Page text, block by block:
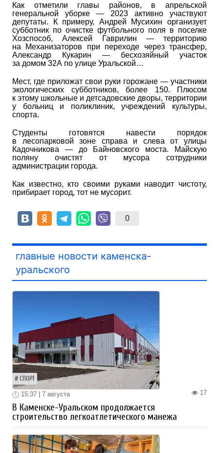
Как отметили главы районов, в апрельской
генеральной уборке — 2023 активно участвуют
депутаты. К примеру, Андрей Мусихин организует
субботник по очистке футбольного поля в поселке
Хозспособ, Алексей Гаврилин — территорию
на Механизаторов при переходе через трансфер,
Александр Кукарин — бесхозяйный участок
за домом 32А по улице Уральской…
Мест, где приложат свои руки горожане — участники
экологических субботников, более 150. Плюсом
к этому школьные и детсадовские дворы, территории
у больниц и поликлиник, учреждений культуры,
спорта.
Студенты готовятся навести порядок
в лесопарковой зоне справа и слева от улицы
Кадочникова — до Байновского моста. Майскую
поляну очистят от мусора сотрудники
администрации города.
Как известно, кто своими руками наводит чистоту,
прибирает город, тот не мусорит.
0
главные новости каменска-
уральского
СПОРТ
17
15:37 | 7 августа
В Каменске-Уральском продолжается
строительство легкоатлетического манежа